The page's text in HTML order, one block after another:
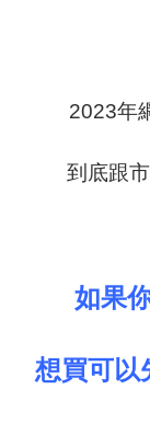
2023年
到底跟
如果
想買可以